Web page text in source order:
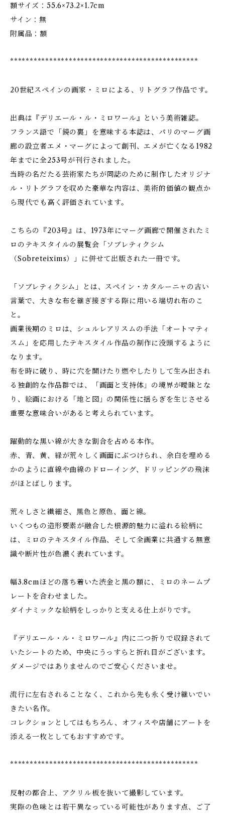
額サイズ：55.6×73.2×1.7cm
サイン：無
附属品：額
************************************************
20世紀スペインの画家・ミロによる、リトグラフ作品です。
出典は『デリエール・ル・ミロワール』という美術雑誌。
フランス語で「鏡の裏」を意味する本誌は、パリのマーグ画
廊の設立者エメ・マーグによって創刊、エメが亡くなる1982
年までに全253号が刊行されました。
当時の名だたる芸術家たちが同誌のために制作したオリジナ
ル・リトグラフを収めた豪華な内容は、美術的価値の観点か
ら現代でも高く評価されています。
こちらの『203号』は、1973年にマーグ画廊で開催されたミ
ロのテキスタイルの展覧会「ソブレティクシム
（Sobreteixims）」に併せて出版された一冊です。
「ソブレティクシム」とは、スペイン・カタルーニャの古い
言葉で、大きな布を継ぎ接ぎする際に用いる端切れ布のこ
と。
画業後期のミロは、シュルレアリスムの手法「オートマティ
スム」を応用したテキスタイル作品の制作に没頭するように
なります。
布を時に破り、時に穴を開けたり燃やしたりして生み出され
る独創的な作品群では、「画面と支持体」の境界が曖昧とな
り、絵画における「地と図」の関係性に揺らぎを生じさせる
重要な意味合いがあると考えられています。
躍動的な黒い線が大きな割合を占める本作。
赤、青、黄、緑が荒々しく画面にぶつけられ、余白を埋める
かのように直線や曲線のドローイング、ドリッピングの飛沫
がほとばしります。
荒々しさと繊細さ、黒色と原色、面と線。
いくつもの造形要素が融合した根源的魅力に溢れる絵柄に
は、ミロのテキスタイル作品、そして全画業に共通する無意
識や断片性が色濃く表れています。
幅3.8cmほどの落ち着いた渋金と黒の額に、ミロのネームプ
レートを合わせました。
ダイナミックな絵柄をしっかりと支える仕上がりです。
『デリエール・ル・ミロワール』内に二つ折りで収録されて
いたシートのため、中央にうっすらと折れ目がございます。
ダメージではありませんのでご安心くださいませ。
流行に左右されることなく、これから先も永く受け継いでい
きたい名作。
コレクションとしてはもちろん、オフィスや店舗にアートを
添える一枚としてもおすすめです。
************************************************
反射の都合上、アクリル板を抜いて撮影しています。
実際の色味とは若干異なっている可能性があります点、ご了